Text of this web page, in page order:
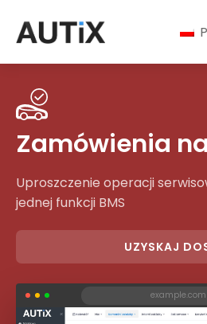
Zamówienia
Uproszczenie operacji
jednej funkcji BMS
UZYSKAJ